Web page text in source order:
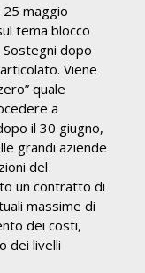
maggio
tema blocco
Sostegni dopo
Viene
quale
a
il 30 giugno,
grandi aziende
del
un contratto di
massime di
dei costi,
dei livelli